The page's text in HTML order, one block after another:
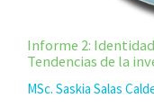
Informe 2:
Tendencias de la
MSc. Saskia Salas